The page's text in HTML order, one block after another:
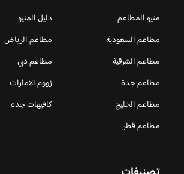
منيو المطاعم
دليل المنيو
مطاعم السعودية
مطاعم الرياض
مطاعم الشرقية
مطاعم دبي
مطاعم جدة
زووم الامارات
مطاعم الخليج
كافيهات جده
مطاعم قطر